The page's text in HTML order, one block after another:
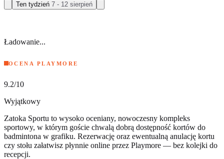
Ten tydzień 7 - 12 sierpień
Ładowanie...
OCENA PLAYMORE
9.2/10
Wyjątkowy
Zatoka Sportu to wysoko oceniany, nowoczesny kompleks
sportowy, w którym goście chwalą dobrą dostępność kortów do
badmintona w grafiku. Rezerwację oraz ewentualną anulację kortu
czy stołu załatwisz płynnie online przez Playmore — bez kolejki do
recepcji.